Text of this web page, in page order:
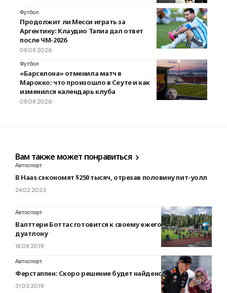
Футбол
Продолжит ли Месси играть за
Аргентину: Клаудио Тапиа дал ответ
после ЧМ-2026
08.08.2026
Футбол
«Барселона» отменила матч в
Марокко: что произошло в Сеуте и как
изменился календарь клуба
08.08.2026
Вам также может понравиться
Автоспорт
В Haas сэкономят $250 тысяч, отрезав половину пит-уолл
24.02.2023
Автоспорт
Валттери Боттас готовится к своему ежегодному
дуатлону
18.08.2019
Автоспорт
Ферстаппен: Скоро решение будет найдено
31.03.2019